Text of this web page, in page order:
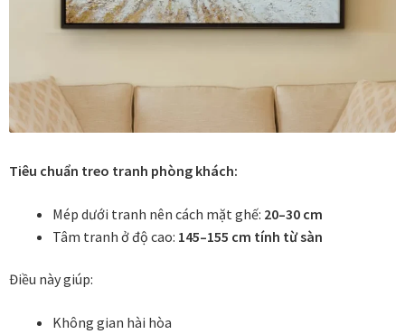
Khung tranh gỗ sồi
Khung tranh treo tường
Kim liên vạn phúc phòng thờ
Liên hệ
Mia Lifestyle
Nhận vẽ tranh theo yêu cầu
Tiêu chuẩn treo tranh phòng khách:
Mép dưới tranh nên cách mặt ghế: 20–30 cm
Tâm tranh ở độ cao: 145–155 cm tính từ sàn
Điều này giúp:
Không gian hài hòa